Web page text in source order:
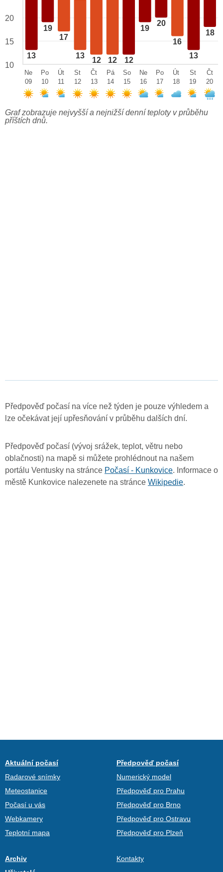
13
19
17
13
12 12 12
19
20
16
13
18
20
15
10
Ne
09
Po
10
Út
11
St
12
Čt
13
Pá
14
So
15
Ne
16
Po
17
Út
18
St
19
Čt
20
Graf zobrazuje nejvyšší a nejnižší denní teploty v průběhu
příštích dnů.
Předpověď počasí na více než týden je pouze výhledem a
lze očekávat její upřesňování v průběhu dalších dní.
Předpověď počasí (vývoj srážek, teplot, větru nebo
oblačnosti) na mapě si můžete prohlédnout na našem
portálu Ventusky na stránce Počasí - Kunkovice. Informace o
městě Kunkovice nalezenete na stránce Wikipedie.
Aktuální počasí
Radarové snímky
Meteostanice
Počasí u vás
Webkamery
Teplotní mapa
Předpověď počasí
Numerický model
Předpověď pro Prahu
Předpověď pro Brno
Předpověď pro Ostravu
Předpověď pro Plzeň
Archiv
Kontakty